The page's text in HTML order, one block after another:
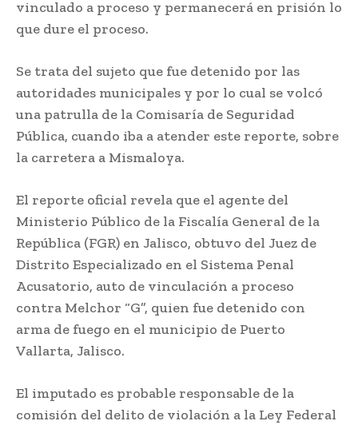
vinculado a proceso y permanecerá en prisión lo
que dure el proceso.
Se trata del sujeto que fue detenido por las
autoridades municipales y por lo cual se volcó
una patrulla de la Comisaría de Seguridad
Pública, cuando iba a atender este reporte, sobre
la carretera a Mismaloya.
El reporte oficial revela que el agente del
Ministerio Público de la Fiscalía General de la
República (FGR) en Jalisco, obtuvo del Juez de
Distrito Especializado en el Sistema Penal
Acusatorio, auto de vinculación a proceso
contra Melchor “G”, quien fue detenido con
arma de fuego en el municipio de Puerto
Vallarta, Jalisco.
El imputado es probable responsable de la
comisión del delito de violación a la Ley Federal